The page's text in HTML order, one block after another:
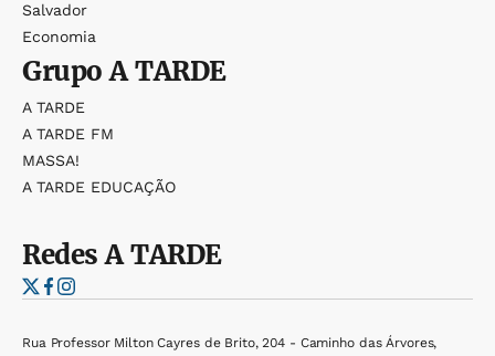
Salvador
Economia
GrupoA TARDE
A TARDE
A TARDE FM
MASSA!
A TARDE EDUCAÇÃO
RedesA TARDE
Rua Professor Milton Cayres de Brito, 204 - Caminho das Árvores,